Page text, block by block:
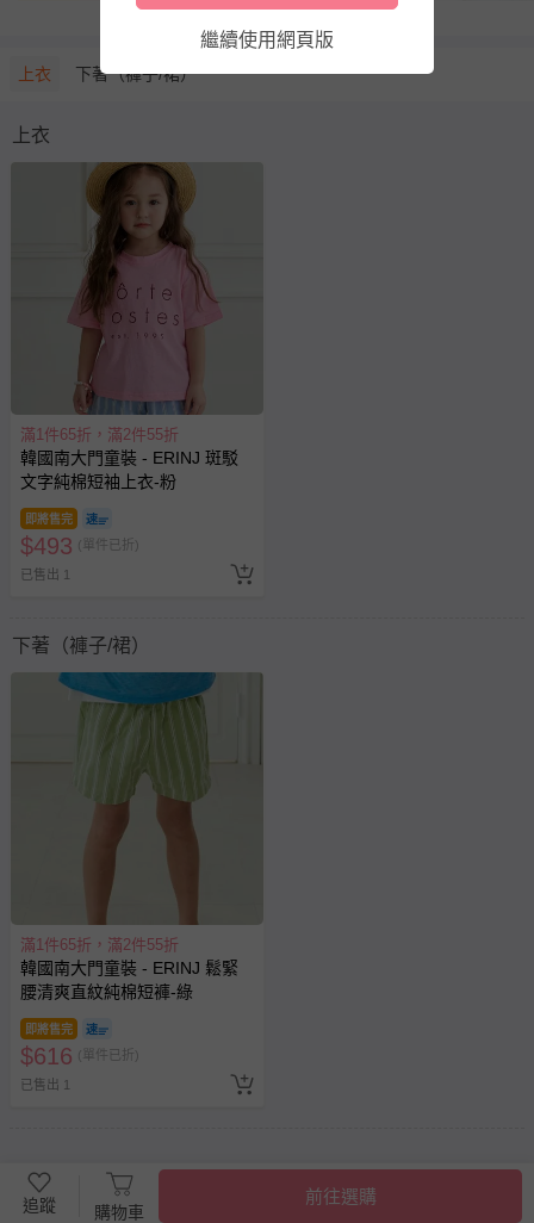
上衣 下著（褲子/裙）
上衣
滿1件65折，滿2件55折
韓國南大門童裝 - ERINJ 斑駁
文字純棉短袖上衣-粉
即將售完
$493 (單件已折)
已售出 1
下著（褲子/裙）
滿1件65折，滿2件55折
韓國南大門童裝 - ERINJ 鬆緊
腰清爽直紋純棉短褲-綠
即將售完
$616 (單件已折)
已售出 1
追蹤 購物車
前往選購
繼續使用網頁版